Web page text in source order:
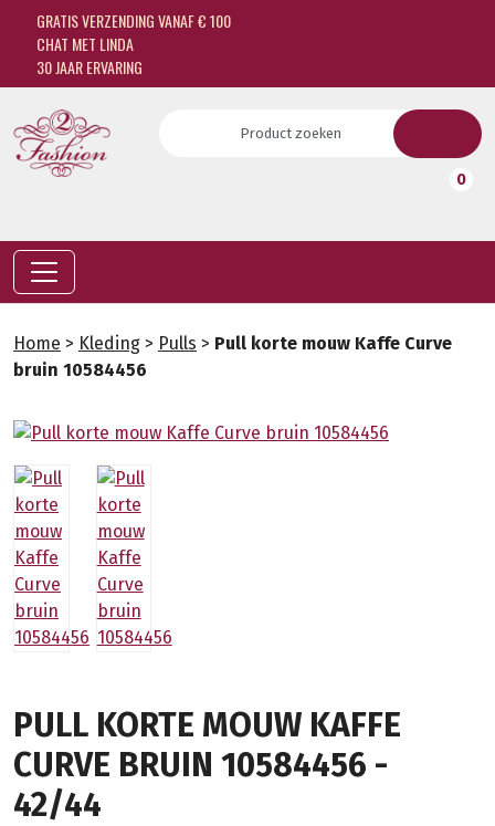
GRATIS VERZENDING VANAF € 100
CHAT MET LINDA
30 JAAR ERVARING
0
Home > Kleding > Pulls > Pull korte mouw Kaffe Curve
bruin 10584456
PULL KORTE MOUW KAFFE
CURVE BRUIN 10584456 -
42/44